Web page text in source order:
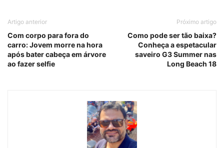
Artigo anterior
Com corpo para fora do
carro: Jovem morre na hora
após bater cabeça em árvore
ao fazer selfie
Próximo artigo
Como pode ser tão baixa?
Conheça a espetacular
saveiro G3 Summer nas
Long Beach 18